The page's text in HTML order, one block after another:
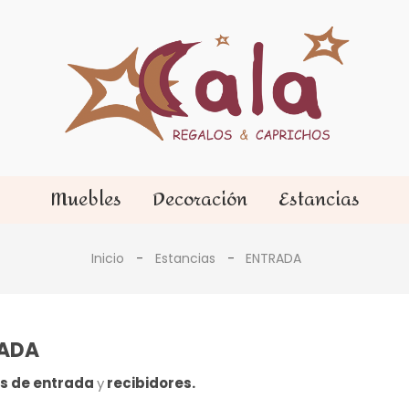
Muebles Decoración Estancias
Inicio Estancias ENTRADA
de entradayrecibidores.